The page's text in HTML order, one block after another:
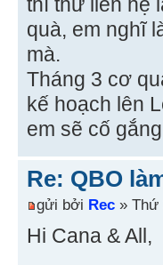
quà, em nghĩ
mà.
Tháng 3 cơ
kế hoạch lên
em sẽ cố
Re: QBO
gửi bởi Rec » Thứ
Hi Cana & All,